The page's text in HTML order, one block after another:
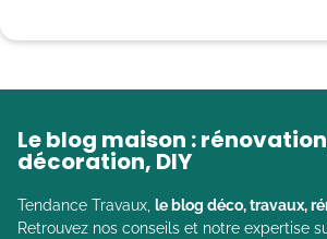
Le blog maison :
décoration, DIY
Tendance Travaux, le blog déco, travaux,
Retrouvez nos conseils et notre expertise